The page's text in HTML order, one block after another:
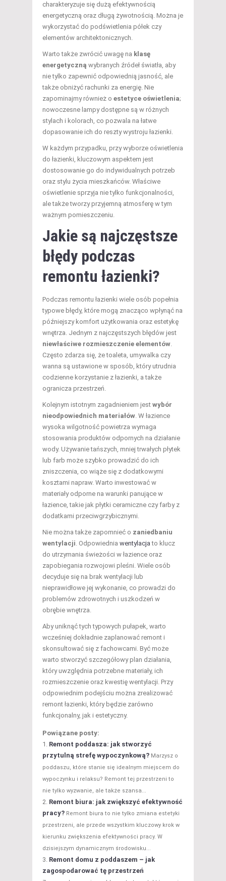
charakteryzuje się dużą efektywnością
energetyczną oraz długą żywotnością. Można je
wykorzystać do podświetlenia półek czy
elementów architektonicznych.
Warto także zwrócić uwagę na klasę
energetyczną wybranych źródeł światła, aby
nie tylko zapewnić odpowiednią jasność, ale
także obniżyć rachunki za energię. Nie
zapominajmy również o estetyce oświetlenia;
nowoczesne lampy dostępne są w różnych
stylach i kolorach, co pozwala na łatwe
dopasowanie ich do reszty wystroju łazienki.
W każdym przypadku, przy wyborze oświetlenia
do łazienki, kluczowym aspektem jest
dostosowanie go do indywidualnych potrzeb
oraz stylu życia mieszkańców. Właściwe
oświetlenie sprzyja nie tylko funkcjonalności,
ale także tworzy przyjemną atmosferę w tym
ważnym pomieszczeniu.
Jakie są najczęstsze
błędy podczas
remontu łazienki?
Podczas remontu łazienki wiele osób popełnia
typowe błędy, które mogą znacząco wpłynąć na
późniejszy komfort użytkowania oraz estetykę
wnętrza. Jednym z najczęstszych błędów jest
niewłaściwe rozmieszczenie elementów.
Często zdarza się, że toaleta, umywalka czy
wanna są ustawione w sposób, który utrudnia
codzienne korzystanie z łazienki, a także
ogranicza przestrzeń.
Kolejnym istotnym zagadnieniem jest wybór
nieodpowiednich materiałów. W łazience
wysoka wilgotność powietrza wymaga
stosowania produktów odpornych na działanie
wody. Używanie tańszych, mniej trwałych płytek
lub farb może szybko prowadzić do ich
zniszczenia, co wiąże się z dodatkowymi
kosztami napraw. Warto inwestować w
materiały odporne na warunki panujące w
łazience, takie jak płytki ceramiczne czy farby z
dodatkami przeciwgrzybicznymi.
Nie można także zapomnieć o zaniedbaniu
wentylacji. Odpowiednia wentylacja to klucz
do utrzymania świeżości w łazience oraz
zapobiegania rozwojowi pleśni. Wiele osób
decyduje się na brak wentylacji lub
nieprawidłowe jej wykonanie, co prowadzi do
problemów zdrowotnych i uszkodzeń w
obrębie wnętrza.
Aby uniknąć tych typowych pułapek, warto
wcześniej dokładnie zaplanować remont i
skonsultować się z fachowcami. Być może
warto stworzyć szczegółowy plan działania,
który uwzględnia potrzebne materiały, ich
rozmieszczenie oraz kwestię wentylacji. Przy
odpowiednim podejściu można zrealizować
remont łazienki, który będzie zarówno
funkcjonalny, jak i estetyczny.
Powiązane posty:
Remont poddasza: jak stworzyć
przytulną strefę wypoczynkową? Marzysz o
poddaszu, które stanie się idealnym miejscem do
wypoczynku i relaksu? Remont tej przestrzeni to
nie tylko wyzwanie, ale także szansa...
Remont biura: jak zwiększyć efektywność
pracy? Remont biura to nie tylko zmiana estetyki
przestrzeni, ale przede wszystkim kluczowy krok w
kierunku zwiększenia efektywności pracy. W
dzisiejszym dynamicznym środowisku...
Remont domu z poddaszem – jak
zagospodarować tę przestrzeń